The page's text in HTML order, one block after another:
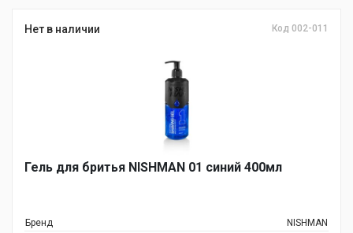
Нет в наличии Код 002-011
Гель для бритья NISHMAN 01 синий 400мл
Бренд NISHMAN